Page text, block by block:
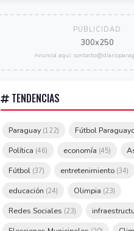
PUBLICIDAD
300x250
Anunciá aquí:
TENDENCIAS
Paraguay (122) Fútbol
Política (46) economía (45)
Fútbol (37) entretenimiento (34)
educación (24) Olimpia (23)
Redes Sociales (23)